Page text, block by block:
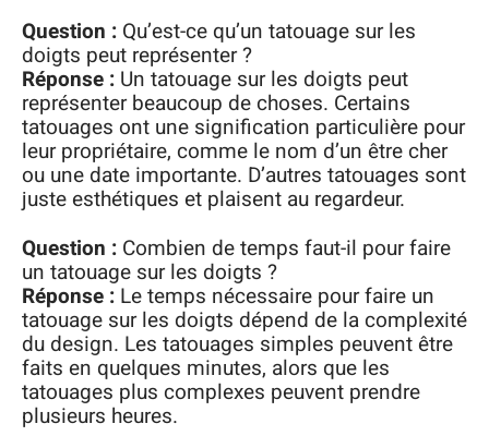
Question : Qu’est-ce qu’un tatouage sur les
doigts peut représenter ?
Réponse : Un tatouage sur les doigts peut
représenter beaucoup de choses. Certains
tatouages ont une signification particulière pour
leur propriétaire, comme le nom d’un être cher
ou une date importante. D’autres tatouages sont
juste esthétiques et plaisent au regardeur.
Question : Combien de temps faut-il pour faire
un tatouage sur les doigts ?
Réponse : Le temps nécessaire pour faire un
tatouage sur les doigts dépend de la complexité
du design. Les tatouages simples peuvent être
faits en quelques minutes, alors que les
tatouages plus complexes peuvent prendre
plusieurs heures.